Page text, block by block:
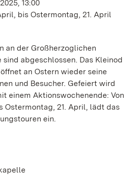
13:00
bis Ostermontag, 21. April
an der Großherzoglichen
abgeschlossen. Das Kleinod
an Ostern wieder seine
und Besucher. Gefeiert wird
einem Aktionswochenende: Von
Ostermontag, 21. April, lädt das
ein.